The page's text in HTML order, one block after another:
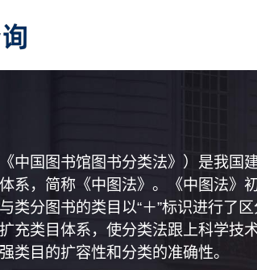
中国图书馆图书分类法》）是我
系，简称《中图法》。《中图法
类分图书的类目以“＋”标识进行了
充类目体系，使分类法跟上科学
类目的扩容性和分类的准确性。